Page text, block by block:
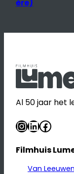
ère)
Al 50 jaar het
InstagramLinkedIn Facebook
Filmhuis
Van